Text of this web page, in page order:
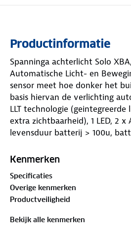
Productinformatie
Spanninga achterlicht Solo
Automatische Licht- en
sensor meet hoe donker het
basis hiervan de verlichting
LLT technologie
extra zichtbaarheid), 1 LED, 2 x
levensduur batterij > 100u,
dragers met een 50mm of
Kenmerken
Specificaties
Overige kenmerken
Productveiligheid
Bekijk alle kenmerken